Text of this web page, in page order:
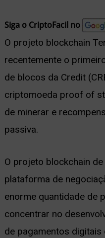
Siga o CriptoFacil no
O projeto blockchain
recentemente o
de blocos da Credit
criptomoeda proof of
de minerar e
passiva.
O projeto blockchain
plataforma de
enorme quantidade de
concentrar no
de pagamentos digitais